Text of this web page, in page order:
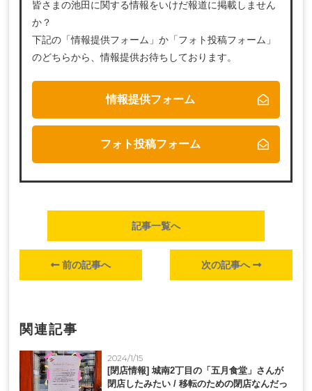
皆さまの池田に関する情報をいけだ報道に掲載しません
か？
下記の「情報提供フォーム」か「フォト投稿フォーム」
のどちらから、情報提供お待ちしております。
情報提供フォーム
フォト投稿フォーム
前の記事へ
記事一覧へ
次の記事へ
関連記事
2024/1/15
[閉店情報] 城南2丁目の「五月食堂」さんが
閉店したみたい / 移転のための閉店なんだっ